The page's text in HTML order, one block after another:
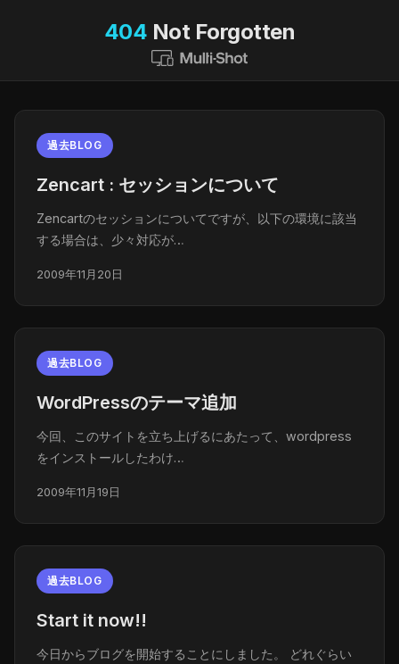
404 Not Forgotten
過去BLOG
Zencart : セッションについて
Zencartのセッションについてですが、以下の環境に該当
する場合は、少々対応が…
2009年11月20日
過去BLOG
WordPressのテーマ追加
今回、このサイトを立ち上げるにあたって、wordpress
をインストールしたわけ…
2009年11月19日
過去BLOG
Start it now!!
今日からブログを開始することにしました。 どれぐらい